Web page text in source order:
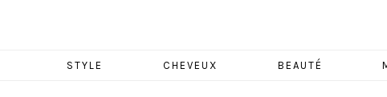
STYLE CHEVEUX BEAUTÉ